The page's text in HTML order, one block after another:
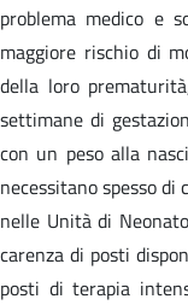
problema medico e
maggiore rischio di
della loro
settimane di
con un peso alla
necessitano spesso
nelle Unità di
carenza di posti
posti di terapia